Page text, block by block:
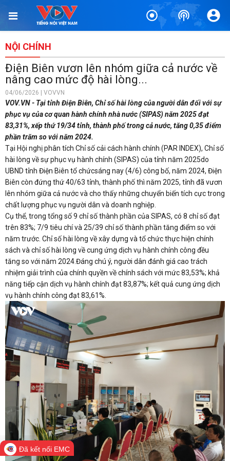
NỘI CHÍNH
Điện Biên vươn lên nhóm giữa cả nước về
nâng cao mức độ hài lòng...
04/06/2026 | VOVVN
VOV.VN - Tại tỉnh Điện Biên, Chỉ số hài lòng của người dân đối với sự
phục vụ của cơ quan hành chính nhà nước (SIPAS) năm 2025 đạt
83,31%, xếp thứ 19/34 tỉnh, thành phố trong cả nước, tăng 0,35 điểm
phần trăm so với năm 2024.
Tại Hội nghị phân tích Chỉ số cải cách hành chính (PAR INDEX), Chỉ số
hài lòng về sự phục vụ hành chính (SIPAS) của tỉnh năm 2025do
UBND tỉnh Điện Biên tổ chứcsáng nay (4/6) công bố, năm 2024, Điện
Biên còn đứng thứ 40/63 tỉnh, thành phố thì năm 2025, tỉnh đã vươn
lên nhóm giữa cả nước và cho thấy những chuyển biến tích cực trong
chất lượng phục vụ người dân và doanh nghiệp.
Cụ thể, trong tổng số 9 chỉ số thành phần của SIPAS, có 8 chỉ số đạt
trên 83%; 7/9 tiêu chí và 25/39 chỉ số thành phần tăng điểm so với
năm trước. Chỉ số hài lòng về xây dựng và tổ chức thực hiện chính
sách và chỉ số hài lòng về cung ứng dịch vụ hành chính công đều
tăng so với năm 2024.Đáng chú ý, người dân đánh giá cao trách
nhiệm giải trình của chính quyền về chính sách với mức 83,53%; khả
năng tiếp cận dịch vụ hành chính đạt 83,87%; kết quả cung ứng dịch
vụ hành chính công đạt 83,61%.
Đã kết nối EMC